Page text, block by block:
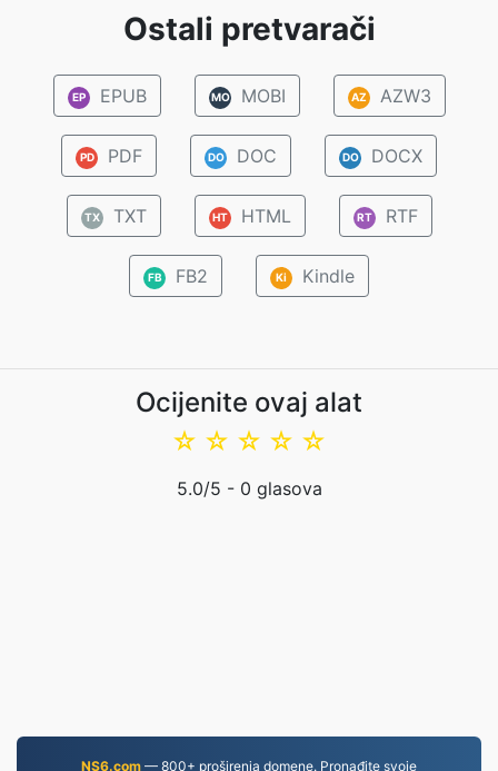
Ostali pretvarači
EP EPUB MO MOBI AZ AZW3
PD PDF DO DOC DO DOCX
TX TXT HT HTML RT RTF
FB FB2 Ki Kindle
Ocijenite ovaj alat
☆
☆
☆
☆
☆
5.0/5 - 0 glasova
NS6.com — 800+ proširenja domene. Pronađite svoje